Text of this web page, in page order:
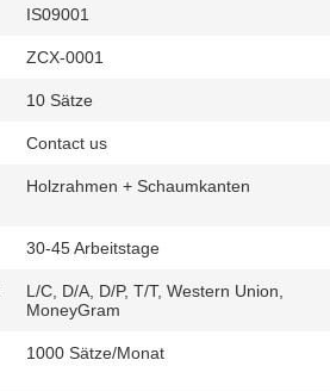
IS09001
ZCX-0001
10 Sätze
Contact us
Holzrahmen + Schaumkanten
30-45 Arbeitstage
L/C, D/A, D/P, T/T, Western Union,
MoneyGram
1000 Sätze/Monat